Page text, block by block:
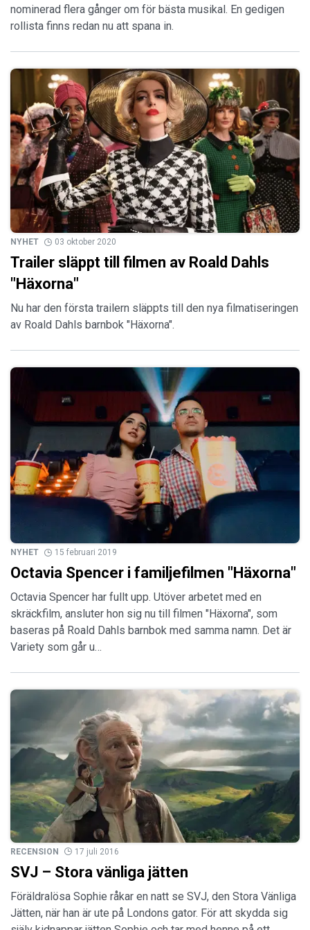
nominerad flera gånger om för bästa musikal. En gedigen
rollista finns redan nu att spana in.
NYHET 03 oktober 2020
Trailer släppt till filmen av Roald Dahls
"Häxorna"
Nu har den första trailern släppts till den nya filmatiseringen
av Roald Dahls barnbok "Häxorna".
NYHET 15 februari 2019
Octavia Spencer i familjefilmen "Häxorna"
Octavia Spencer har fullt upp. Utöver arbetet med en
skräckfilm, ansluter hon sig nu till filmen "Häxorna", som
baseras på Roald Dahls barnbok med samma namn. Det är
Variety som går u…
RECENSION 17 juli 2016
SVJ – Stora vänliga jätten
Föräldralösa Sophie råkar en natt se SVJ, den Stora Vänliga
Jätten, när han är ute på Londons gator. För att skydda sig